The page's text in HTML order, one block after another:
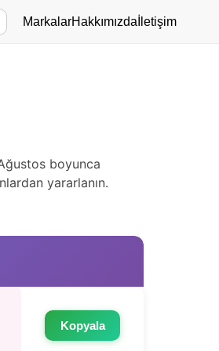
MarkalarHakkımızda İletişim
boyunca
yararlanın.
Kopyala